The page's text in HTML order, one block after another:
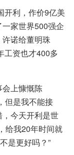
开利，作价9亿美
家世界500强企
诺给董明珠
工资也才400多
上慷慨陈
但是我不能接
今天开利是世
给我20年时间就
是更好吗？”